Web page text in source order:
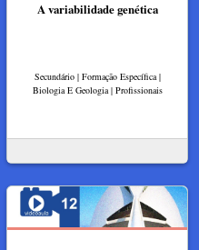
A variabilidade genética
Secundário | Formação Específica |
Biologia E Geologia | Profissionais